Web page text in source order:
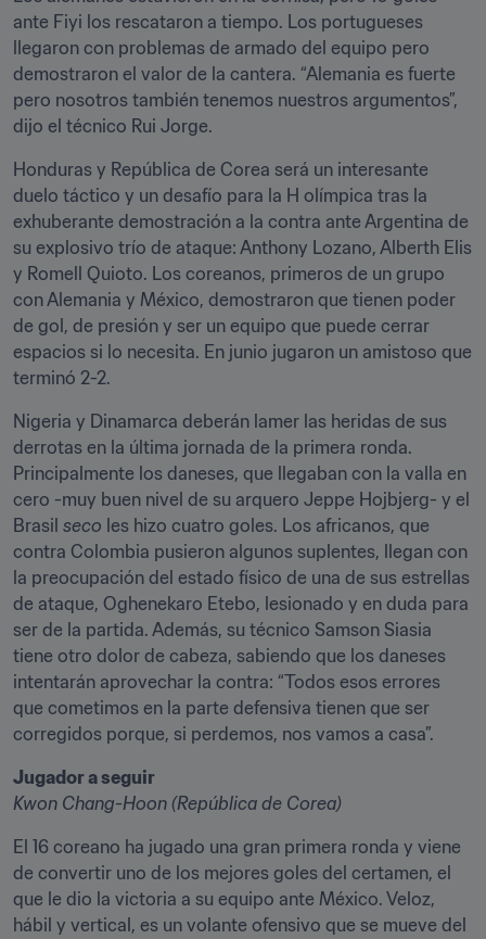
ante Fiyi los rescataron a tiempo. Los portugueses
llegaron con problemas de armado del equipo pero
demostraron el valor de la cantera. “Alemania es fuerte
pero nosotros también tenemos nuestros argumentos”,
dijo el técnico Rui Jorge.
Honduras y República de Corea será un interesante
duelo táctico y un desafío para la H olímpica tras la
exhuberante demostración a la contra ante Argentina de
su explosivo trío de ataque: Anthony Lozano, Alberth Elis
y Romell Quioto. Los coreanos, primeros de un grupo
con Alemania y México, demostraron que tienen poder
de gol, de presión y ser un equipo que puede cerrar
espacios si lo necesita. En junio jugaron un amistoso que
terminó 2-2.
Nigeria y Dinamarca deberán lamer las heridas de sus
derrotas en la última jornada de la primera ronda.
Principalmente los daneses, que llegaban con la valla en
cero -muy buen nivel de su arquero Jeppe Hojbjerg- y el
Brasil seco les hizo cuatro goles. Los africanos, que
contra Colombia pusieron algunos suplentes, llegan con
la preocupación del estado físico de una de sus estrellas
de ataque, Oghenekaro Etebo, lesionado y en duda para
ser de la partida. Además, su técnico Samson Siasia
tiene otro dolor de cabeza, sabiendo que los daneses
intentarán aprovechar la contra: “Todos esos errores
que cometimos en la parte defensiva tienen que ser
corregidos porque, si perdemos, nos vamos a casa”.
Jugador a seguir
Kwon Chang-Hoon (República de Corea)
El 16 coreano ha jugado una gran primera ronda y viene
de convertir uno de los mejores goles del certamen, el
que le dio la victoria a su equipo ante México. Veloz,
hábil y vertical, es un volante ofensivo que se mueve del